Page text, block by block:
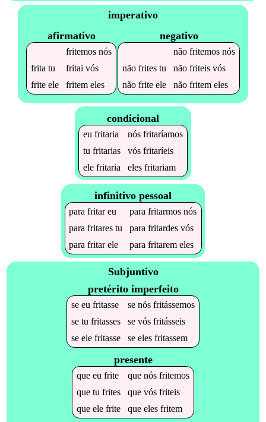
imperativo
afirmativo
fritemosnós
frita tu fritai vós
friteele fritemeles
negativo
não fritemosnós
não fritestu não friteisvós
não friteele não fritemeles
condicional
eu fritaria nós fritaríamos
tu fritarias vós fritaríeis
ele fritaria eles fritariam
infinitivo pessoal
parafritareu parafritarmos nós
parafritares tu parafritardes vós
parafritarele parafritarem eles
Subjuntivo
pretérito imperfeito
se eu fritasse se nós fritássemos
se tu fritasses se vós fritásseis
se ele fritasse se eles fritassem
presente
que eu frite que nós fritemos
que tu frites que vós friteis
que ele frite que eles fritem